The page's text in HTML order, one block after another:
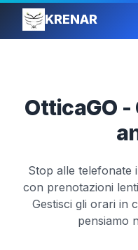
KRENAR
OtticaGO -
Stop alle telefonate
con prenotazioni
Gestisci gli orari in
pensiamo